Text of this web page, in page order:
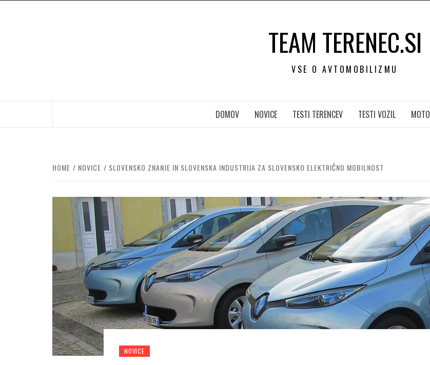
TEAM TERENEC.SI
VSE O AVTOMOBILIZMU
DOMOV NOVICE TESTI TERENCEV TESTI VOZIL MOTO
HOME NOVICE SLOVENSKO ZNANJE IN SLOVENSKA INDUSTRIJA ZA SLOVENSKO ELEKTRIČNO MOBILNOST
NOVICE